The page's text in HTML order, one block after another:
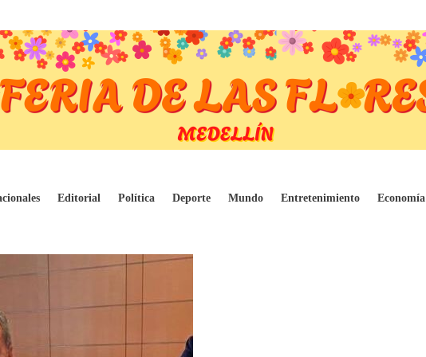
Editorial Política Deporte Mundo Entretenimiento Economía
del transporte”: MinTransporte en Alemania